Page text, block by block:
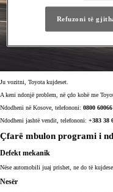
Ju vozitni, Toyota kujdeset.
A keni ndonjë problem, në çdo kohë me
Ndodheni në Kosove, telefononi: 0800 60066
Ndodheni jashtë vendit, telefononi: +383 38
Çfarë mbulon programi i
Defekt mekanik
Nëse automobili juaj prishet, ne do të
Nesër
Refuzoni të